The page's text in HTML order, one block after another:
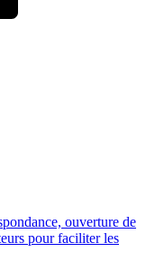
ouverture de
pour faciliter les